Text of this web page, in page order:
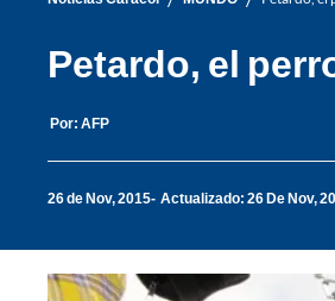
Petardo, el
Por: AFP
26 de Nov, 2015 Actualizado: 26 De Nov,